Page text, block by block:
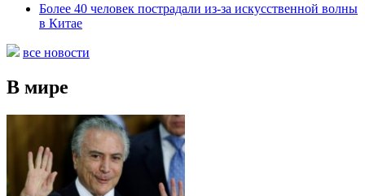
Более 40 человек пострадали из-за искусственной волны
в Китае
все новости
В мире